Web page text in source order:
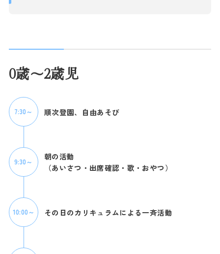
0歳～2歳児
7:30～ 順次登園、自由あそび
9:30～
朝の活動
（あいさつ・出席確認・歌・おやつ）
10:00～ その日のカリキュラムによる一斉活動